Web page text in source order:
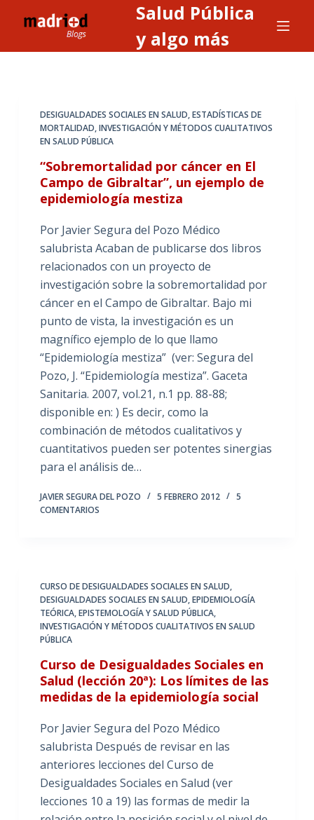
l
Salud Pública
y algo más
DESIGUALDADES SOCIALES EN SALUD,ESTADÍSTICAS DE
MORTALIDAD,INVESTIGACIÓN Y MÉTODOS CUALITATIVOS
EN SALUD PÚBLICA
“Sobremortalidad por cáncer en El
Campo de Gibraltar”, un ejemplo de
epidemiología mestiza
Por Javier Segura del Pozo Médico
salubrista Acaban de publicarse dos libros
relacionados con un proyecto de
investigación sobre la sobremortalidad por
cáncer en el Campo de Gibraltar. Bajo mi
punto de vista, la investigación es un
magnífico ejemplo de lo que llamo
“Epidemiología mestiza” (ver: Segura del
Pozo, J. “Epidemiología mestiza”. Gaceta
Sanitaria. 2007, vol.21, n.1 pp. 88-88;
disponible en: ) Es decir, como la
combinación de métodos cualitativos y
cuantitativos pueden ser potentes sinergias
para el análisis de…
JAVIER SEGURA DEL POZO 5 FEBRERO 2012
5
COMENTARIOS
CURSO DE DESIGUALDADES SOCIALES EN SALUD,
DESIGUALDADES SOCIALES EN SALUD,EPIDEMIOLOGÍA
TEÓRICA,EPISTEMOLOGÍA Y SALUD PÚBLICA,
INVESTIGACIÓN Y MÉTODOS CUALITATIVOS EN SALUD
PÚBLICA
Curso de Desigualdades Sociales en
Salud (lección 20ª): Los límites de las
medidas de la epidemiología social
Por Javier Segura del Pozo Médico
salubrista Después de revisar en las
anteriores lecciones del Curso de
Desigualdades Sociales en Salud (ver
lecciones 10 a 19) las formas de medir la